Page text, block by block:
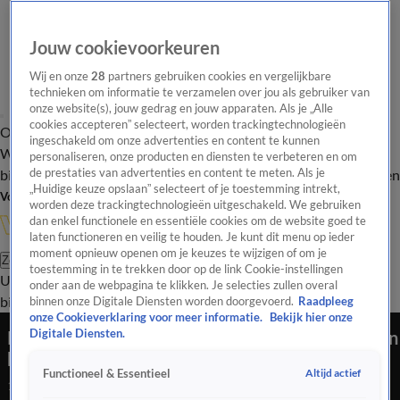
Overzicht Onze programma's Uitzendingen Onze gezichten
In de
WandelgangenInterviewsUitzending
bijwonenPodcastShopVeelgestelde vragenKijkersvraag insturen
Volg Vandaag Inside
Zoeken
UitzendingenVandaag InsideDe OranjezomerShopUitzending
bijwonen
Rutger Castricum geeft Veerman gelijk: 'Koeman
heeft hem laten bungelen!'
13 juni 2026, 22:59
Jouw cookievoorkeuren
Wij en onze28 partners gebruiken cookies en vergelijkbare
technieken om informatie te verzamelen over jou als gebruiker van
onze website(s), jouw gedrag en jouw apparaten. Als je „Alle
cookies accepteren” selecteert, worden trackingtechnologieën
ingeschakeld om onze advertenties en content te kunnen
personaliseren, onze producten en diensten te verbeteren en om
de prestaties van advertenties en content te meten. Als je
„Huidige keuze opslaan” selecteert of je toestemming intrekt,
worden deze trackingtechnologieën uitgeschakeld. We gebruiken
dan enkel functionele en essentiële cookies om de website goed te
laten functioneren en veilig te houden. Je kunt dit menu op ieder
moment opnieuw openen om je keuzes te wijzigen of om je
toestemming in te trekken door op de link Cookie-instellingen
onder aan de webpagina te klikken. Je selecties zullen overal
binnen onze Digitale Diensten worden doorgevoerd. Raadpleeg
onze Cookieverklaring voor meer informatie.
Bekijk hier onze
Digitale Diensten.
Functioneel & Essentieel Altijd actief